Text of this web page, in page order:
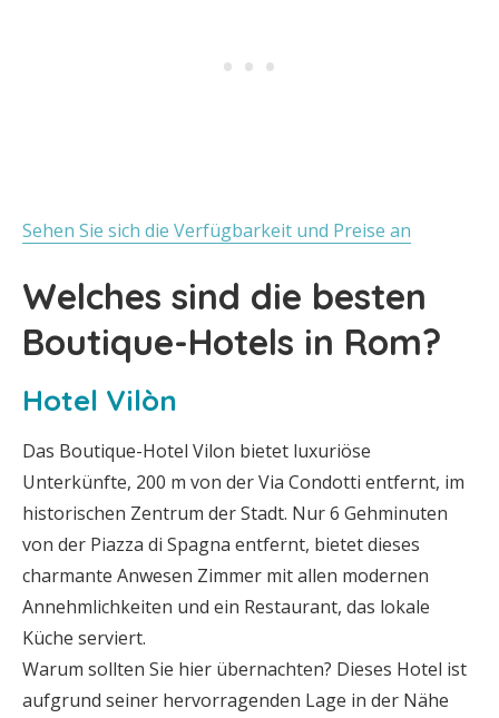
Sehen Sie sich die Verfügbarkeit und Preise an
Welches sind die besten
Boutique-Hotels in Rom?
Hotel Vilòn
Das Boutique-Hotel Vilon bietet luxuriöse
Unterkünfte, 200 m von der Via Condotti entfernt, im
historischen Zentrum der Stadt. Nur 6 Gehminuten
von der Piazza di Spagna entfernt, bietet dieses
charmante Anwesen Zimmer mit allen modernen
Annehmlichkeiten und ein Restaurant, das lokale
Küche serviert.
Warum sollten Sie hier übernachten? Dieses Hotel ist
aufgrund seiner hervorragenden Lage in der Nähe